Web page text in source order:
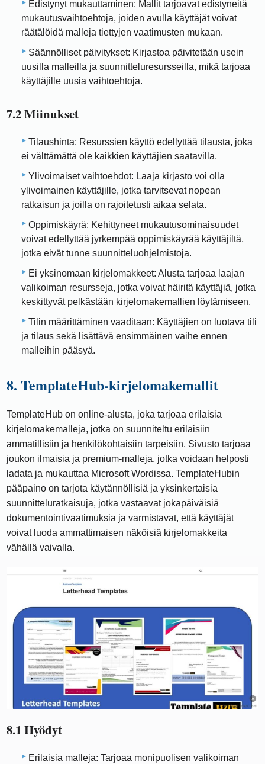
Edistynyt mukauttaminen: Mallit tarjoavat edistyneitä
mukautusvaihtoehtoja, joiden avulla käyttäjät voivat
räätälöidä malleja tiettyjen vaatimusten mukaan.
Säännölliset päivitykset: Kirjastoa päivitetään usein
uusilla malleilla ja suunnitteluresursseilla, mikä tarjoaa
käyttäjille uusia vaihtoehtoja.
7.2 Miinukset
Tilaushinta: Resurssien käyttö edellyttää tilausta, joka
ei välttämättä ole kaikkien käyttäjien saatavilla.
Ylivoimaiset vaihtoehdot: Laaja kirjasto voi olla
ylivoimainen käyttäjille, jotka tarvitsevat nopean
ratkaisun ja joilla on rajoitetusti aikaa selata.
Oppimiskäyrä: Kehittyneet mukautusominaisuudet
voivat edellyttää jyrkempää oppimiskäyrää käyttäjiltä, ​​
jotka eivät tunne suunnitteluohjelmistoja.
Ei yksinomaan kirjelomakkeet: Alusta tarjoaa laajan
valikoiman resursseja, jotka voivat häiritä käyttäjiä, jotka
keskittyvät pelkästään kirjelomakemallien löytämiseen.
Tilin määrittäminen vaaditaan: Käyttäjien on luotava tili
ja tilaus sekä lisättävä ensimmäinen vaihe ennen
malleihin pääsyä.
8. TemplateHub-kirjelomakemallit
TemplateHub on online-alusta, joka tarjoaa erilaisia ​​
kirjelomakemalleja, jotka on suunniteltu erilaisiin
ammatillisiin ja henkilökohtaisiin tarpeisiin. Sivusto tarjoaa
joukon ilmaisia ​​ja premium-malleja, jotka voidaan helposti
ladata ja mukauttaa Microsoft Wordissa. TemplateHubin
pääpaino on tarjota käytännöllisiä ja yksinkertaisia ​​
suunnitteluratkaisuja, jotka vastaavat jokapäiväisiä
dokumentointivaatimuksia ja varmistavat, että käyttäjät
voivat luoda ammattimaisen näköisiä kirjelomakkeita
vähällä vaivalla.
8.1 Hyödyt
Erilaisia ​​malleja: Tarjoaa monipuolisen valikoiman